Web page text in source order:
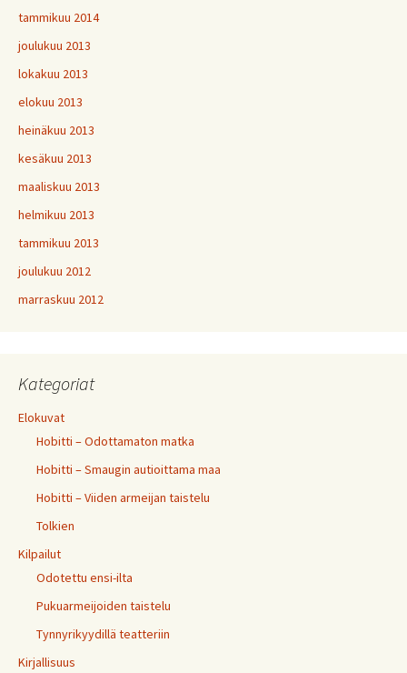
tammikuu 2014
joulukuu 2013
lokakuu 2013
elokuu 2013
heinäkuu 2013
kesäkuu 2013
maaliskuu 2013
helmikuu 2013
tammikuu 2013
joulukuu 2012
marraskuu 2012
Kategoriat
Elokuvat
Hobitti – Odottamaton matka
Hobitti – Smaugin autioittama maa
Hobitti – Viiden armeijan taistelu
Tolkien
Kilpailut
Odotettu ensi-ilta
Pukuarmeijoiden taistelu
Tynnyrikyydillä teatteriin
Kirjallisuus